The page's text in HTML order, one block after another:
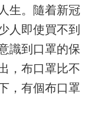
生。隨着新冠
人即使買不到
識到口罩的保
，布口罩比不
，有個布口罩